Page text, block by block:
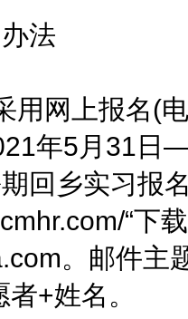
法
网上报名(电
年5月31日
回乡实习报
“下
。邮件主
+姓名。